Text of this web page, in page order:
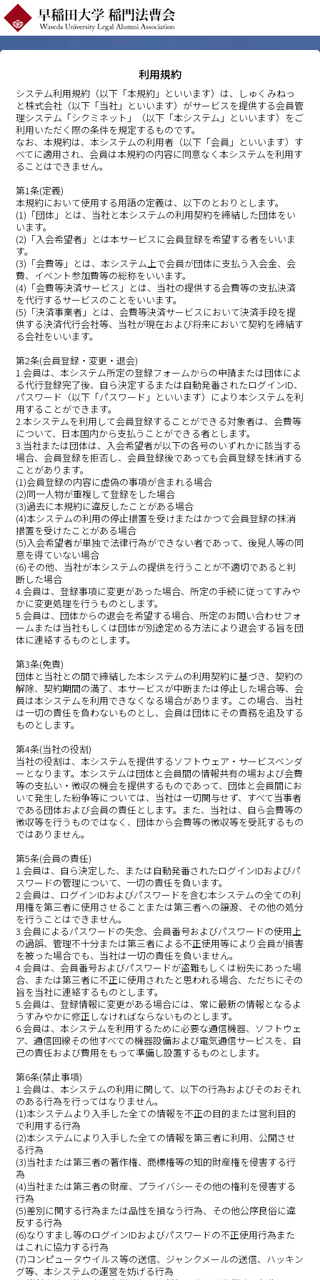
利用規約
システム利用規約（以下「本規約」といいます）は、しゅくみねっ
と株式会社（以下「当社」といいます）がサービスを提供する会員管
理システム「シクミネット」（以下「本システム」といいます）をご
利用いただく際の条件を規定するものです。
なお、本規約は、本システムの利用者（以下「会員」といいます）す
べてに適用され、会員は本規約の内容に同意なく本システムを利用す
ることはできません。
第1条(定義)
本規約において使用する用語の定義は、以下のとおりとします。
(1)「団体」とは、当社と本システムの利用契約を締結した団体をい
います。
(2)「入会希望者」とは本サービスに会員登録を希望する者をいいま
す。
(3)「会費等」とは、本システム上で会員が団体に支払う入会金、会
費、イベント参加費等の総称をいいます。
(4)「会費等決済サービス」とは、当社の提供する会費等の支払決済
を代行するサービスのことをいいます。
(5)「決済事業者」とは、会費等決済サービスにおいて決済手段を提
供する決済代行会社等、当社が現在および将来において契約を締結す
る会社をいいます。
第2条(会員登録・変更・退会)
1.会員は、本システム所定の登録フォームからの申請または団体によ
る代行登録完了後、自ら決定するまたは自動発番されたログインID、
パスワード（以下「パスワード」といいます）により本システムを利
用することができます。
2.本システムを利用して会員登録することができる対象者は、会費等
について、日本国内から支払うことができる者とします。
3.当社または団体は、入会希望者が以下の各号のいずれかに該当する
場合、会員登録を拒否し、会員登録後であっても会員登録を抹消する
ことがあります。
(1)会員登録の内容に虚偽の事項が含まれる場合
(2)同一人物が重複して登録をした場合
(3)過去に本規約に違反したことがある場合
(4)本システムの利用の停止措置を受けまたはかつて会員登録の抹消
措置を受けたことがある場合
(5)入会希望者が単独で法律行為ができない者であって、後見人等の同
意を得ていない場合
(6)その他、当社が本システムの提供を行うことが不適切であると判
断した場合
4.会員は、登録事項に変更があった場合、所定の手続に従ってすみや
かに変更処理を行うものとします。
5.会員は、団体からの退会を希望する場合、所定のお問い合わせフォ
ームまたは当社もしくは団体が別途定める方法により退会する旨を団
体に連絡するものとします。
第3条(免責)
団体と当社との間で締結した本システムの利用契約に基づき、契約の
解除、契約期間の満了、本サービスが中断または停止した場合等、会
員は本システムを利用できなくなる場合があります。この場合、当社
は一切の責任を負わないものとし、会員は団体にその責務を追及する
ものとします。
第4条(当社の役割)
当社の役割は、本システムを提供するソフトウェア・サービスベンダ
ーとなります。本システムは団体と会員間の情報共有の場および会費
等の支払い・徴収の機会を提供するものであって、団体と会員間にお
いて発生した紛争等については、当社は一切関与せず、すべて当事者
である団体および会員の責任とします。また、当社は、自ら会費等の
徴収等を行うものではなく、団体から会費等の徴収等を受託するもの
ではありません。
第5条(会員の責任)
1.会員は、自ら決定した、または自動発番されたログインIDおよびパ
スワードの管理について、一切の責任を負います。
2.会員は、ログインIDおよびパスワードを含む本システムの全ての利
用権を第三者に使用させることまたは第三者への譲渡、その他の処分
を行うことはできません。
3.会員によるパスワードの失念、会員番号およびパスワードの使用上
の過誤、管理不十分または第三者による不正使用等により会員が損害
を被った場合でも、当社は一切の責任を負いません。
4.会員は、会員番号およびパスワードが盗難もしくは紛失にあった場
合、または第三者に不正に使用されたと思われる場合、ただちにその
旨を当社に連絡するものとします。
5.会員は、登録情報に変更がある場合には、常に最新の情報となるよ
うすみやかに修正しなければならないものとします。
6.会員は、本システムを利用するために必要な通信機器、ソフトウェ
ア、通信回線その他すべての機器設備および電気通信サービスを、自
己の責任および費用をもって準備し設置するものとします。
第6条(禁止事項)
1.会員は、本システムの利用に関して、以下の行為およびそのおそれ
のある行為を行ってはなりません。
(1)本システムより入手した全ての情報を不正の目的または営利目的
で利用する行為
(2)本システムにより入手した全ての情報を第三者に利用、公開させ
る行為
(3)当社または第三者の著作権、商標権等の知的財産権を侵害する行
為
(4)当社または第三者の財産、プライバシーその他の権利を侵害する
行為
(5)差別に関する行為または品性を損なう行為、その他公序良俗に違
反する行為
(6)なりすまし等のログインIDおよびパスワードの不正使用行為また
はこれに協力する行為
(7)コンピュータウイルス等の送信、ジャンクメールの送信、ハッキン
グ等、本システムの運営を妨げる行為